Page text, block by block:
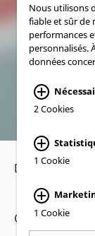
Déclaration de
Copyright
Nous utilisons
fiable et sûr de
performances
personnalisés.
données
2 Cookies
1 Cookie
1 Cookie